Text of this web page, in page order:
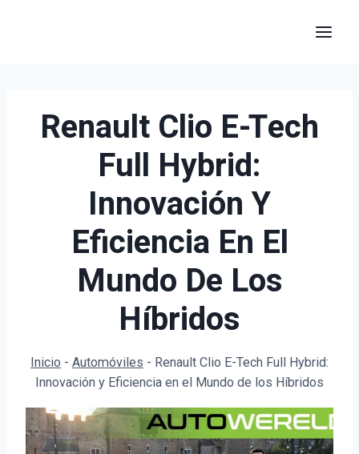
Renault Clio E-Tech
Full Hybrid:
Innovación Y
Eficiencia En El
Mundo De Los
Híbridos
Inicio - Automóviles - Renault Clio E-Tech Full Hybrid:
Innovación y Eficiencia en el Mundo de los Híbridos